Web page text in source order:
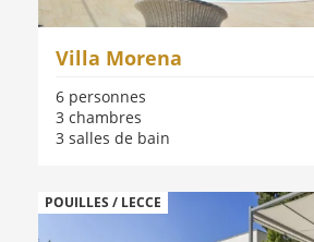
Villa Morena
6 personnes
3 chambres
3 salles de bain
POUILLES / LECCE